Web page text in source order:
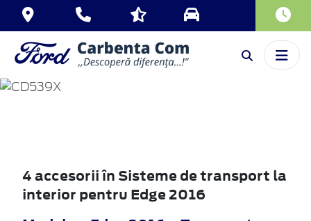
EDGE
4 accesorii în Sisteme de transport la
interior pentru Edge 2016